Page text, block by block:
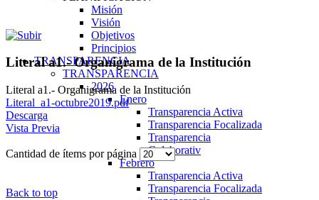
Misión
Visión
Objetivos
Principios
TRANSPARENCIA
TRANSPARENCIA
2026
Enero
Transparencia Activa
Transparencia Focalizada
Transparencia
Colaborativ
Febrero
Transparencia Activa
Transparencia Focalizada
Literal a1.- Organigrama de la Institución
Literal a1.- Organigrama de la Institución
Literal_a1-octubre2019.pdf
Descarga
Vista Previa
Cantidad de ítems por página
Back to top